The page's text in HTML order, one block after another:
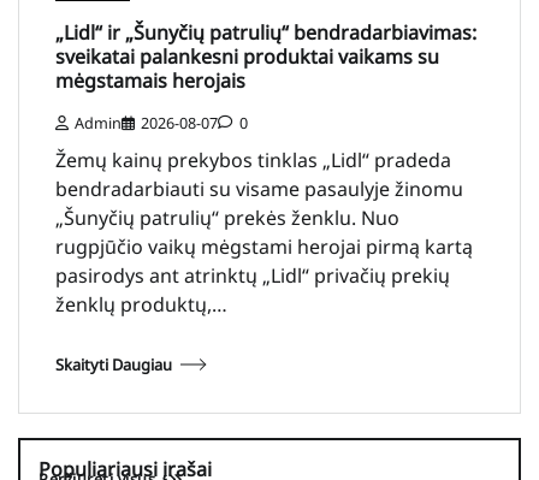
„Lidl“ ir „Šunyčių patrulių“ bendradarbiavimas:
sveikatai palankesni produktai vaikams su
mėgstamais herojais
Admin 2026-08-07 0
Žemų kainų prekybos tinklas „Lidl“ pradeda
bendradarbiauti su visame pasaulyje žinomu
„Šunyčių patrulių“ prekės ženklu. Nuo
rugpjūčio vaikų mėgstami herojai pirmą kartą
pasirodys ant atrinktų „Lidl“ privačių prekių
ženklų produktų,…
Skaityti Daugiau
Populiariausi įrašai